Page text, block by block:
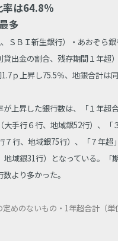
は64.8％
多
ＳＢＩ新生銀行）・あおぞら
出金の割合、残存期間１年超
ｐ上昇し75.5％、地銀合計は
上昇した銀行数は、「１年超
手行６行、地域銀52行）、
行、地域銀75行）、「７年超
地域銀31行）となっている。
より多かった。
めのないもの・1年超合計（単